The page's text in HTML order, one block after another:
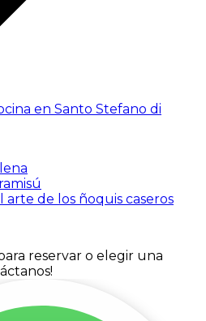
en Santo Stefano di
arte de los ñoquis caseros
reservar o elegir una